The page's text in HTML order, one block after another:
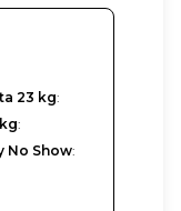
23 kg:
:
No Show: